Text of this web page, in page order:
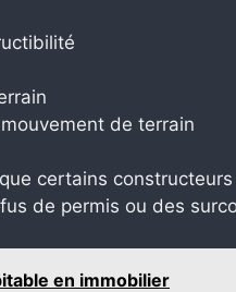
de terrain
certains
de permis ou des
en immobilier